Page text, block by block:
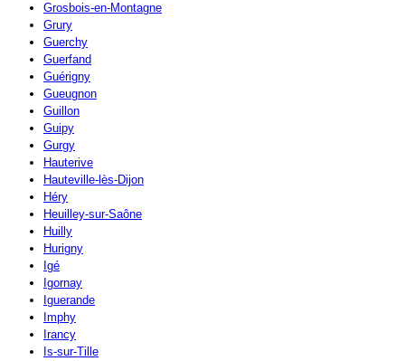
Grosbois-en-Montagne
Grury
Guerchy
Guerfand
Guérigny
Gueugnon
Guillon
Guipy
Gurgy
Hauterive
Hauteville-lès-Dijon
Héry
Heuilley-sur-Saône
Huilly
Hurigny
Igé
Igornay
Iguerande
Imphy
Irancy
Is-sur-Tille